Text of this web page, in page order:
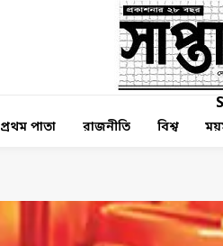
প্রথম পাতা রাজনীতি বিশ্ব